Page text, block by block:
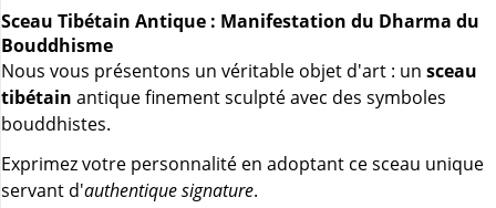
Sceau Tibétain Antique : Manifestation du Dharma du
Bouddhisme
Nous vous présentons un véritable objet d'art : un sceau
tibétain antique finement sculpté avec des symboles
bouddhistes.
Exprimez votre personnalité en adoptant ce sceau unique
servant d'authentique signature.